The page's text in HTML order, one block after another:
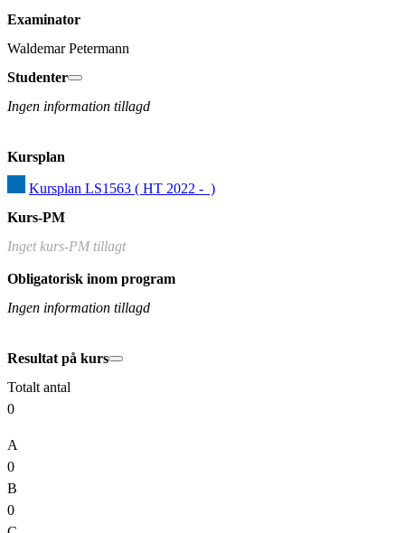
Examinator
Waldemar Petermann
Studenter
Ingen information tillagd
Kursplan
Kursplan LS1563 ( HT 2022 -  )
Kurs-PM
Inget kurs-PM tillagt
Obligatorisk inom program
Ingen information tillagd
Resultat på kurs
Totalt antal
0
A
0
B
0